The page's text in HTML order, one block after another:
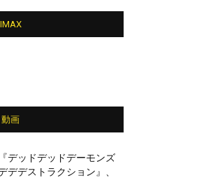
IMAX
動画
デッドデッドデーモンズ
デデストラクション』、